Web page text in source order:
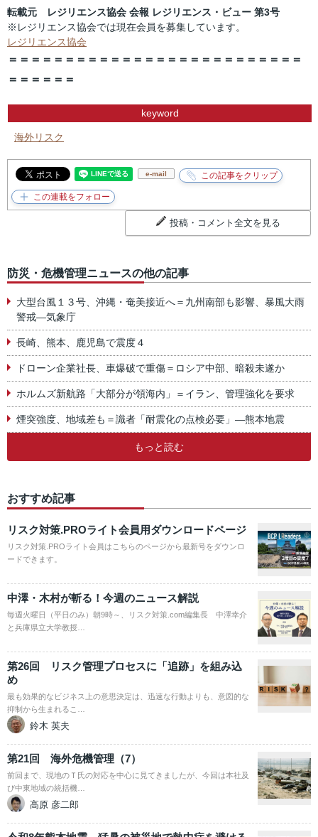
転載元 レジリエンス協会 会報 レジリエンス・ビュー 第3号
※レジリエンス協会では現在会員を募集しています。
レジリエンス協会
＝＝＝＝＝＝＝＝＝＝＝＝＝＝＝＝＝＝＝＝＝＝＝＝＝＝
＝＝＝＝＝＝
keyword
海外リスク
e-mail
投稿・コメント全文を見る
防災・危機管理ニュースの他の記事
大型台風１３号、沖縄・奄美接近へ＝九州南部も影響、暴風大雨
警戒―気象庁
長崎、熊本、鹿児島で震度４
ドローン企業社長、車爆破で重傷＝ロシア中部、暗殺未遂か
ホルムズ新航路「大部分が領海内」＝イラン、管理強化を要求
煙突強度、地域差も＝識者「耐震化の点検必要」―熊本地震
もっと読む
おすすめ記事
リスク対策.PROライト会員用ダウンロードページ
リスク対策.PROライト会員はこちらのページから最新号をダウンロ
ードできます。
中澤・木村が斬る！今週のニュース解説
毎週火曜日（平日のみ）朝9時～、リスク対策.com編集長 中澤幸介
と兵庫県立大学教授…
第26回 リスク管理プロセスに「追跡」を組み込
め
最も効果的なビジネス上の意思決定は、迅速な行動よりも、意図的な
抑制から生まれるこ…
鈴木 英夫
第21回 海外危機管理（7）
前回まで、現地のＴ氏の対応を中心に見てきましたが、今回は本社及
び中東地域の統括機…
高原 彦二郎